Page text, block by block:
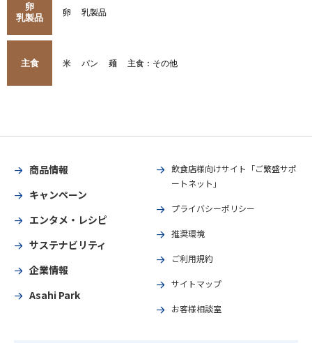
卵
乳製品
卵 乳製品
主食 米 パン 麺 主食：その他
商品情報
キャンペーン
エンタメ・レシピ
サステナビリティ
企業情報
Asahi Park
飲食店様向けサイト「ご繁盛サポ
ートネット」
プライバシーポリシー
推奨環境
ご利用規約
サイトマップ
お客様相談室